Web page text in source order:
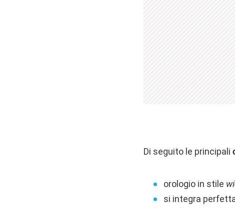
Di seguito le principali
orologio in stile
si integra